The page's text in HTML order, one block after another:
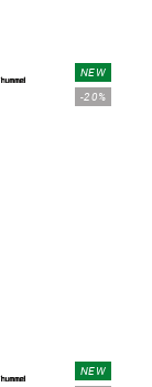
NEW
-20%
NEW